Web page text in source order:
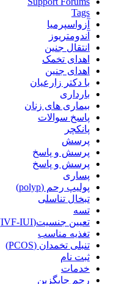
Tags
آزواسپرمیا
آندومتریوز
انتقال جنین
اهدای تخمک
اهدای جنین
با دکتر زارعیان
بارداری
بیماری های زنان
پاسخ سوالات
پانکچر
پرسش
پرسش و پاسخ
پرسش و پاسخ
پساری
پولیپ رحم (polyp)
تبخال تناسلی
تسه
تعیین جنسیت(IVF-IUI)
تغذیه مناسب
تنبلی تخمدان (PCOS)
ثبت نام
خدمات
رحم جایگزین